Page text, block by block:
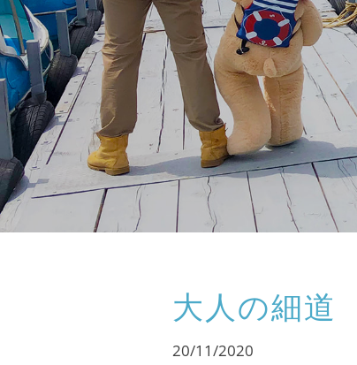
大人の細道
20/11/2020